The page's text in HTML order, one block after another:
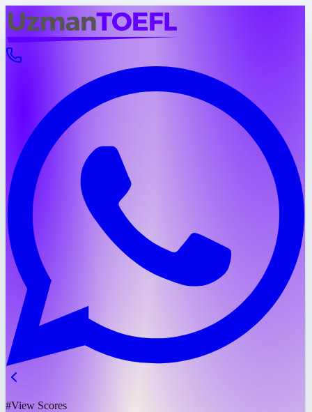
#View Scores